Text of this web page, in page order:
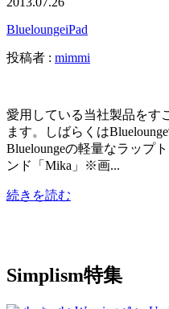
BlueloungeiPad
投稿者 : mimmi
愛用している当社製品をす
ます。しばらくは
Blueloungeの軽量なラップ
ンド「Mika」※画...
続きを読む
Simplism特集